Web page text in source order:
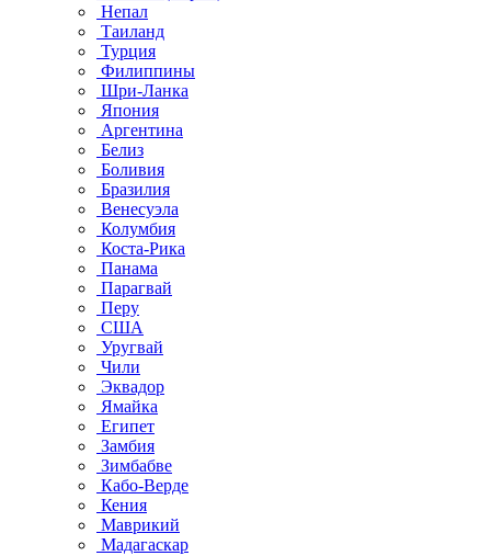
Непал
Таиланд
Турция
Филиппины
Шри-Ланка
Япония
Аргентина
Белиз
Боливия
Бразилия
Венесуэла
Колумбия
Коста-Рика
Панама
Парагвай
Перу
США
Уругвай
Чили
Эквадор
Ямайка
Египет
Замбия
Зимбабве
Кабо-Верде
Кения
Маврикий
Мадагаскар